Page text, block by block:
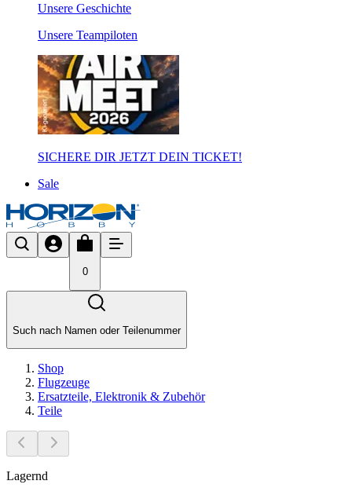
Unsere Geschichte
Unsere Teampiloten
SICHERE DIR JETZT DEIN TICKET!
Sale
0
Such nach Namen oder Teilenummer
Shop
Flugzeuge
Ersatzteile, Elektronik & Zubehör
Teile
Lagernd